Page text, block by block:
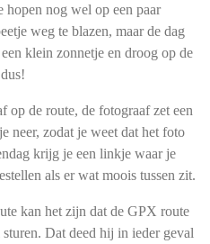
nog wel op een paar
weg te blazen, maar de dag
klein zonnetje en droog op de
op de route, de fotograaf zet een
neer, zodat je weet dat het foto
krijg je een linkje waar je
als er wat moois tussen zit.
kan het zijn dat de GPX route
Dat deed hij in ieder geval